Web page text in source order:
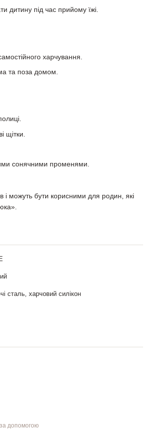
дитину під час прийому їжі.
харчування.
та поза домом.
щітки.
сонячними променями.
і можуть бути корисними для родин, які
сталь, харчовий силікон
допомогою